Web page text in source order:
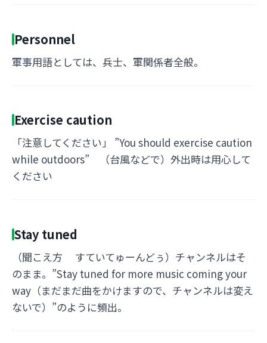
Personnel
軍事用語としては、兵士、軍関係者全般。
Exercise caution
「注意してください」 ”You should exercise caution
while outdoors” （台風などで）外出時は用心して
ください
Stay tuned
（聞こえ方 すていてゅーんどぅ）チャンネルはそ
のまま。”Stay tuned for more music coming your
way（まだまだ曲をかけますので、チャンネルは変え
ないで）”のように頻出。